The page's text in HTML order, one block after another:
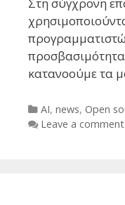
κατανοούμε τα
Categories
AI, news, Open
Leave a comment